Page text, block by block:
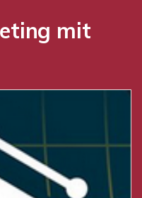
mit